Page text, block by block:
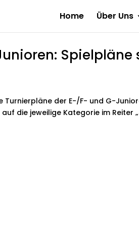
Home Über Uns
Spielpläne
Turnierpläne der E-/F- und G-
die jeweilige Kategorie im Reiter